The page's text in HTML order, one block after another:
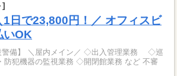
]
1日で23,800円！／ オフィスビ
OK
管理業務 ◇巡
機器の監視業務 ◇開閉館業務 など 不審